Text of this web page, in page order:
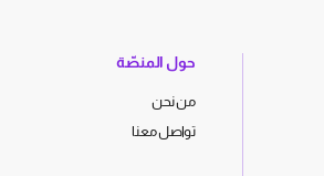
حول المنصّة
من نحن
تواصل معنا